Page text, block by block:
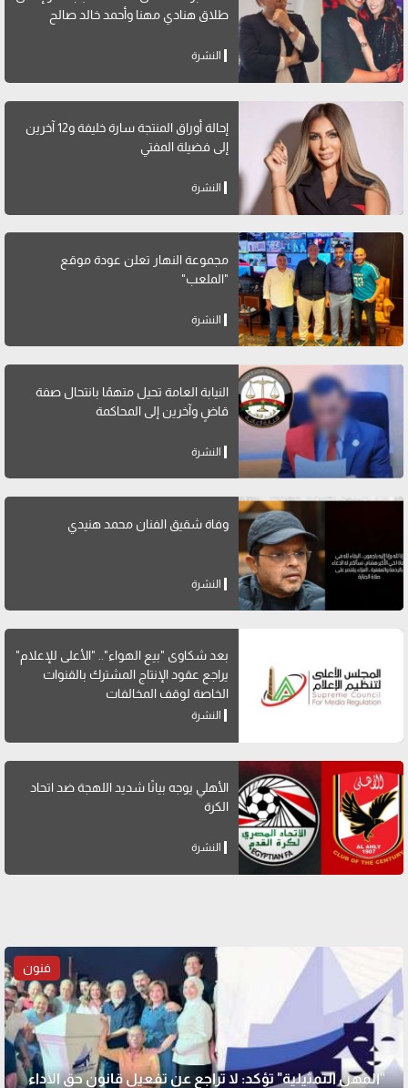
طلاق هنادي مهنا وأحمد خالد صالح
النشرة
إحالة أوراق المنتجة سارة خليفة و12 آخرين
إلى فضيلة المفتي
النشرة
مجموعة النهار تعلن عودة موقع
"الملعب"
النشرة
النيابة العامة تحيل متهمًا بانتحال صفة
قاضٍ وآخرين إلى المحاكمة
النشرة
وفاة شقيق الفنان محمد هنيدي
النشرة
بعد شكاوى "بيع الهواء".. "الأعلى للإعلام"
يراجع عقود الإنتاج المشترك بالقنوات
الخاصة لوقف المخالفات
النشرة
الأهلي يوجه بيانًا شديد اللهجة ضد اتحاد
الكرة
النشرة
فنون
"المهن التمثيلية" تؤكد: لا تراجع عن تفعيل قانون حق الأداء